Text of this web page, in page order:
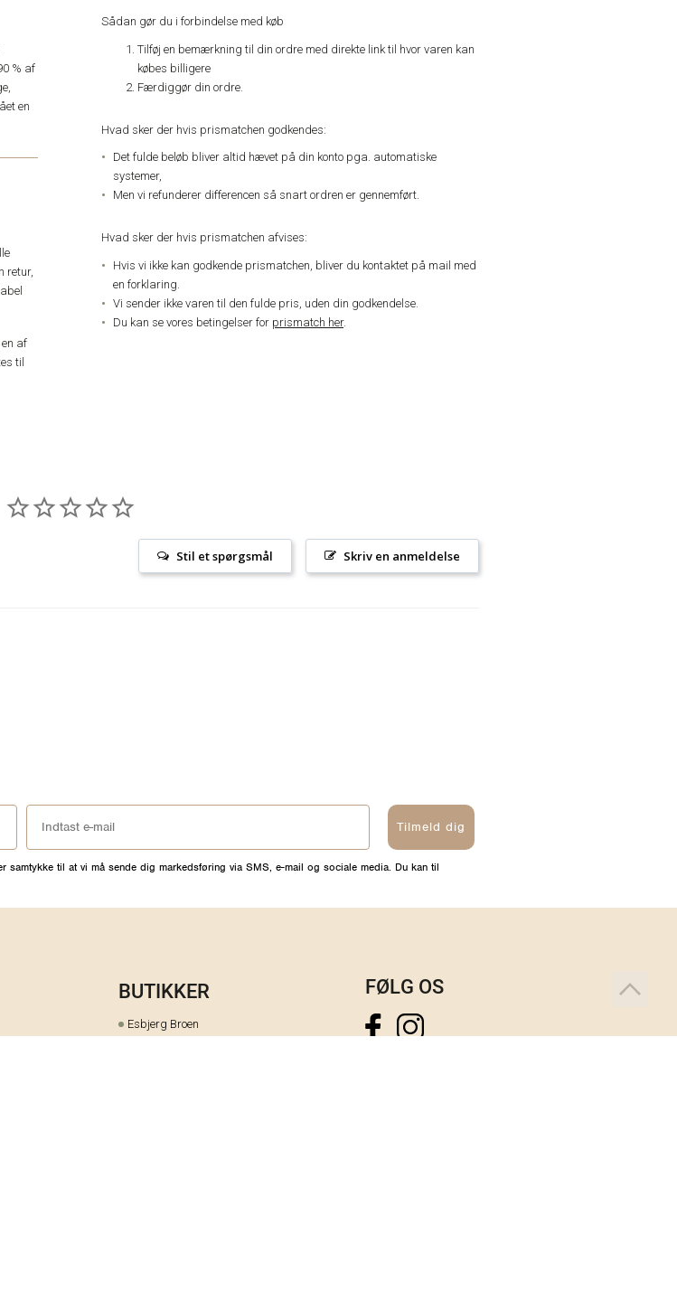
% af
en
retur,
af
til
Sådan gør du i forbindelse med køb
Tilføj en bemærkning til din ordre med direkte link til hvor varen kan
købes billigere
Færdiggør din ordre.
Hvad sker der hvis prismatchen godkendes:
Det fulde beløb bliver altid hævet på din konto pga. automatiske
systemer,
Men vi refunderer differencen så snart ordren er gennemført.
Hvad sker der hvis prismatchen afvises:
Hvis vi ikke kan godkende prismatchen, bliver du kontaktet på mail med
en forklaring.
Vi sender ikke varen til den fulde pris, uden din godkendelse.
Du kan se vores betingelser for prismatch her.
Skriv en anmeldelse
Stil et spørgsmål
Tilmeld dig
samtykke til at vi må sende dig markedsføring via SMS, e-mail og sociale media. Du kan til
BUTIKKER
Esbjerg Broen
FØLG OS